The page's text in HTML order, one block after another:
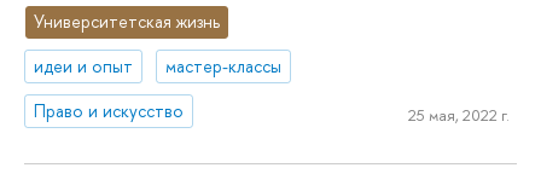
Университетская жизнь
идеи и опыт
мастер-классы
Право и искусство
25 мая, 2022 г.